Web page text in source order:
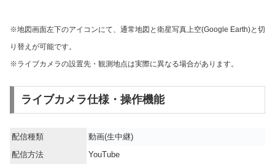
※地図画面左下のアイコンにて、通常地図と衛星写真上空(Google Earth)と切
り替えが可能です。
※ライブカメラの設置先・観測地点は実際に異なる場合があります。
ライブカメラ仕様・操作機能
配信種類
動画(生中継)
配信方法
YouTube